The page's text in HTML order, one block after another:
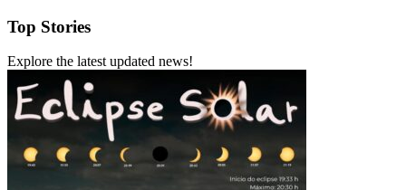
Top Stories
Explore the latest updated news!